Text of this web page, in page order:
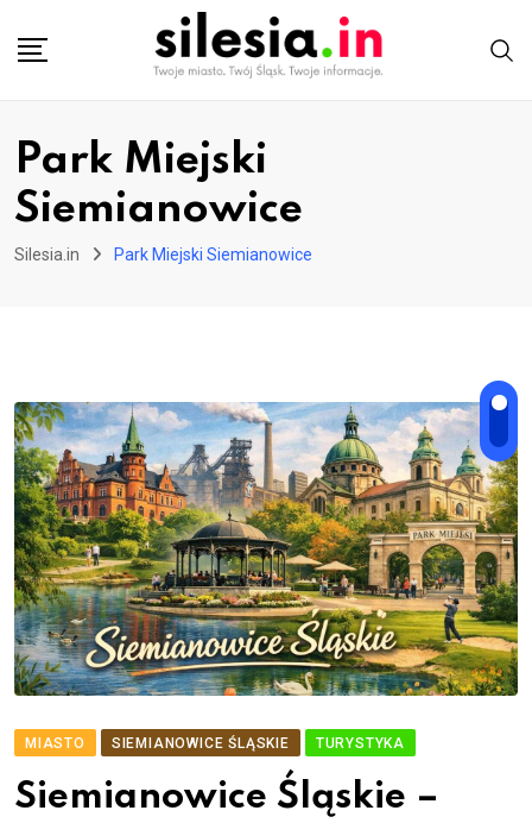
Park Miejski
Siemianowice
Silesia.in Park Miejski Siemianowice
MIASTO SIEMIANOWICE ŚLĄSKIE TURYSTYKA
Siemianowice Śląskie –